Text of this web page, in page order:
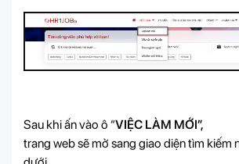
Sau khi ấn vào ô “VIỆC LÀM MỚI”,
trang web sẽ mở sang giao diện tìm kiếm